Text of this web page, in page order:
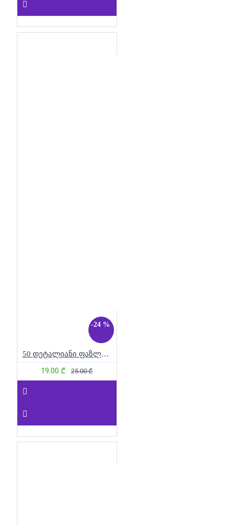
-24 %
50 დეტალიანი ფაზლი - საშობაო საჩუქრები
19.00 ₾ 25.00 ₾